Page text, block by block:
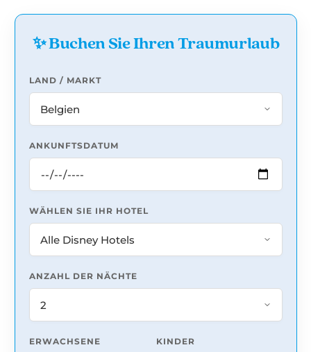
✨ Buchen Sie Ihren Traumurlaub
LAND / MARKT
ANKUNFTSDATUM
WÄHLEN SIE IHR HOTEL
ANZAHL DER NÄCHTE
ERWACHSENE KINDER